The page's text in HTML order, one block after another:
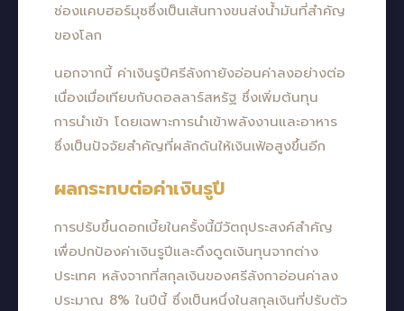
ช่องแคบฮอร์มุซซึ่งเป็นเส้นทางขนส่งน้ำมันที่สำคัญ
ของโลก
นอกจากนี้ ค่าเงินรูปีศรีลังกายังอ่อนค่าลงอย่างต่อ
เนื่องเมื่อเทียบกับดอลลาร์สหรัฐ ซึ่งเพิ่มต้นทุน
การนำเข้า โดยเฉพาะการนำเข้าพลังงานและอาหาร
ซึ่งเป็นปัจจัยสำคัญที่ผลักดันให้เงินเฟ้อสูงขึ้นอีก
ผลกระทบต่อค่าเงินรูปี
การปรับขึ้นดอกเบี้ยในครั้งนี้มีวัตถุประสงค์สำคัญ
เพื่อปกป้องค่าเงินรูปีและดึงดูดเงินทุนจากต่าง
ประเทศ หลังจากที่สกุลเงินของศรีลังกาอ่อนค่าลง
ประมาณ 8% ในปีนี้ ซึ่งเป็นหนึ่งในสกุลเงินที่ปรับตัว